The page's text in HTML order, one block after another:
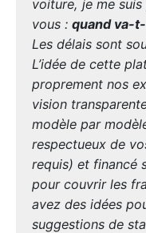
voiture, je me
vous : quand va-
Les délais sont
L’idée de cette
proprement nos
vision
modèle par
respectueux de
requis) et financé
pour couvrir les
avez des idées
suggestions de